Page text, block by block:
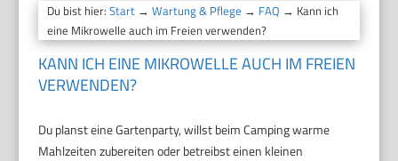
Du bist hier:Start →Wartung & Pflege → FAQ → Kann ich
eine Mikrowelle auch im Freien verwenden?
KANN ICH EINE MIKROWELLE AUCH IM FREIEN
VERWENDEN?
Du planst eine Gartenparty, willst beim Camping warme
Mahlzeiten zubereiten oder betreibst einen kleinen